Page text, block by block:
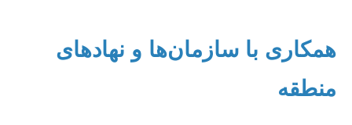
همکاری با سازمان‌ها و نهادهای
منطقه